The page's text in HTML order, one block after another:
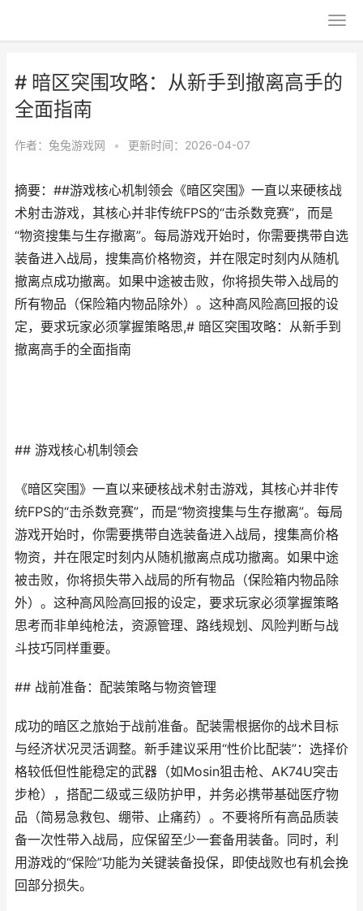
# 暗区突围攻略：从新手到撤离高手的
全面指南
作者： 兔兔游戏网 • 更新时间：2026-04-07
摘要：##游戏核心机制领会《暗区突围》一直以来硬核战
术射击游戏，其核心并非传统FPS的“击杀数竞赛”，而是
“物资搜集与生存撤离”。每局游戏开始时，你需要携带自选
装备进入战局，搜集高价格物资，并在限定时刻内从随机
撤离点成功撤离。如果中途被击败，你将损失带入战局的
所有物品（保险箱内物品除外）。这种高风险高回报的设
定，要求玩家必须掌握策略思,# 暗区突围攻略：从新手到
撤离高手的全面指南
## 游戏核心机制领会
《暗区突围》一直以来硬核战术射击游戏，其核心并非传
统FPS的“击杀数竞赛”，而是“物资搜集与生存撤离”。每局
游戏开始时，你需要携带自选装备进入战局，搜集高价格
物资，并在限定时刻内从随机撤离点成功撤离。如果中途
被击败，你将损失带入战局的所有物品（保险箱内物品除
外）。这种高风险高回报的设定，要求玩家必须掌握策略
思考而非单纯枪法，资源管理、路线规划、风险判断与战
斗技巧同样重要。
## 战前准备：配装策略与物资管理
成功的暗区之旅始于战前准备。配装需根据你的战术目标
与经济状况灵活调整。新手建议采用“性价比配装”：选择价
格较低但性能稳定的武器（如Mosin狙击枪、AK74U突击
步枪），搭配二级或三级防护甲，并务必携带基础医疗物
品（简易急救包、绷带、止痛药）。不要将所有高品质装
备一次性带入战局，应保留至少一套备用装备。同时，利
用游戏的“保险”功能为关键装备投保，即使战败也有机会挽
回部分损失。